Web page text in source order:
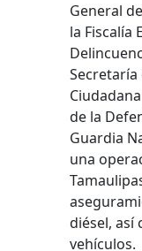
General
la Fiscalía
de la
Guardia
una
diésel, así
vehículos.